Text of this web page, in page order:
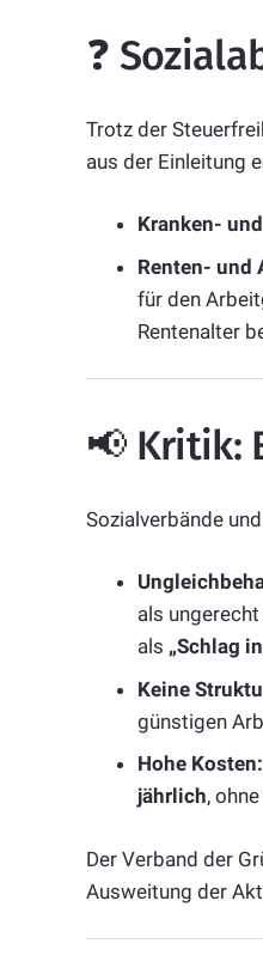
❓
Trotz der
aus der Einleitung
Kranken-
Renten- und
für den
Rentenalter
📢 Kritik:
Sozialverbände
als
als „Schlag
Keine
günstigen
Hohe Kosten:
jährlich,
Der Verband der
Ausweitung der